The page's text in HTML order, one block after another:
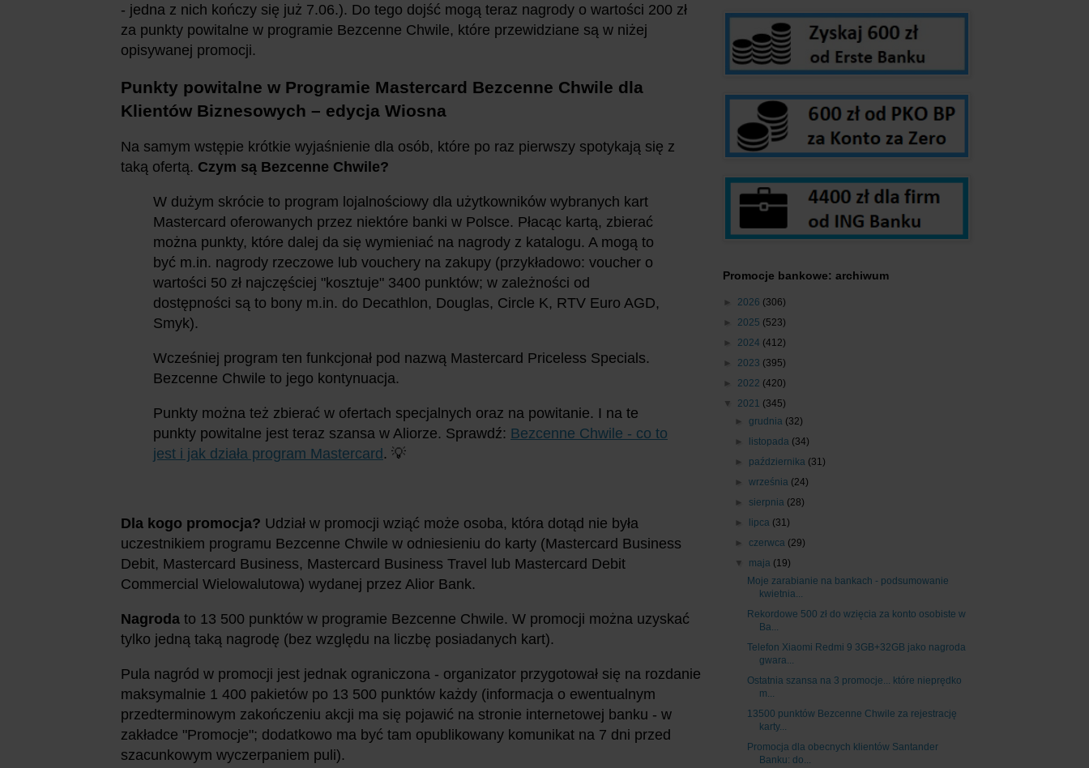
- jedna z nich kończy się już 7.06.). Do tego dojść mogą teraz nagrody o wartości 200 zł
za punkty powitalne w programie Bezcenne Chwile, które przewidziane są w niżej
opisywanej promocji.
Punkty powitalne w Programie Mastercard Bezcenne Chwile dla
Klientów Biznesowych – edycja Wiosna
Na samym wstępie krótkie wyjaśnienie dla osób, które po raz pierwszy spotykają się z
taką ofertą. Czym są Bezcenne Chwile?
W dużym skrócie to program lojalnościowy dla użytkowników wybranych kart
Mastercard oferowanych przez niektóre banki w Polsce. Płacąc kartą, zbierać
można punkty, które dalej da się wymieniać na nagrody z katalogu. A mogą to
być m.in. nagrody rzeczowe lub vouchery na zakupy (przykładowo: voucher o
wartości 50 zł najczęściej "kosztuje" 3400 punktów; w zależności od
dostępności są to bony m.in. do Decathlon, Douglas, Circle K, RTV Euro AGD,
Smyk).
Wcześniej program ten funkcjonał pod nazwą Mastercard Priceless Specials.
Bezcenne Chwile to jego kontynuacja.
Punkty można też zbierać w ofertach specjalnych oraz na powitanie. I na te
punkty powitalne jest teraz szansa w Aliorze. Sprawdź: Bezcenne Chwile - co to
jest i jak działa program Mastercard. 💡
Dla kogo promocja? Udział w promocji wziąć może osoba, która dotąd nie była
uczestnikiem programu Bezcenne Chwile w odniesieniu do karty (Mastercard Business
Debit, Mastercard Business, Mastercard Business Travel lub Mastercard Debit
Commercial Wielowalutowa) wydanej przez Alior Bank.
Nagroda to 13 500 punktów w programie Bezcenne Chwile. W promocji można uzyskać
tylko jedną taką nagrodę (bez względu na liczbę posiadanych kart).
Pula nagród w promocji jest jednak ograniczona - organizator przygotował się na rozdanie
maksymalnie 1 400 pakietów po 13 500 punktów każdy (informacja o ewentualnym
przedterminowym zakończeniu akcji ma się pojawić na stronie internetowej banku - w
zakładce "Promocje"; dodatkowo ma być tam opublikowany komunikat na 7 dni przed
szacunkowym wyczerpaniem puli).
Promocje bankowe: archiwum
► 2026 (306)
► 2025 (523)
► 2024 (412)
► 2023 (395)
► 2022 (420)
▼ 2021 (345)
►grudnia (32)
►
listopada (34)
► października (31)
►września (24)
► sierpnia (28)
►
lipca (31)
►czerwca (29)
▼ maja (19)
Moje zarabianie na bankach - podsumowanie
kwietnia...
Rekordowe 500 zł do wzięcia za konto osobiste w
Ba...
Telefon Xiaomi Redmi 9 3GB+32GB jako nagroda
gwara...
Ostatnia szansa na 3 promocje... które nieprędko
m...
13500 punktów Bezcenne Chwile za rejestrację
karty...
Promocja dla obecnych klientów Santander
Banku: do...